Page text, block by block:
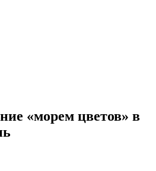
«морем цветов» в